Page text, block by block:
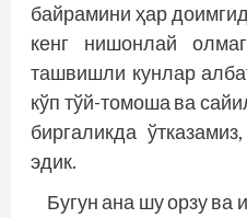
байрамини ҳар
кенг нишонлай
ташвишли кунлар
кўп тўй-­томоша ва
биргаликда
эдик.
Бугун ана шу орзу ва